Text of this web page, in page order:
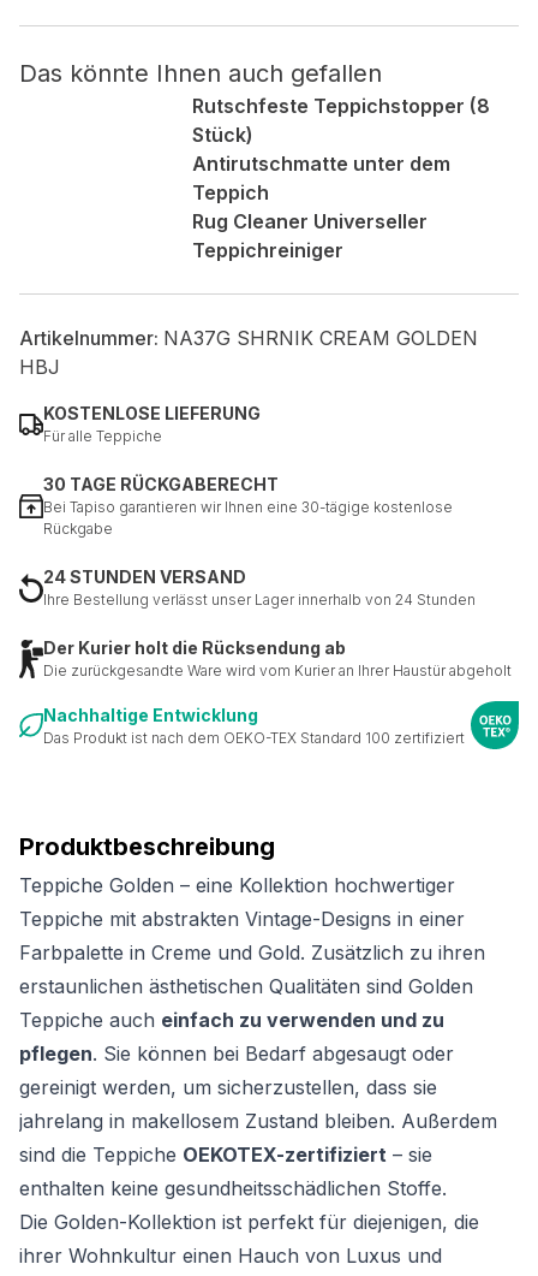
Produktbeschreibung
Teppiche Golden – eine Kollektion hochwertiger
Teppiche mit abstrakten Vintage-Designs in einer
Farbpalette in Creme und Gold. Zusätzlich zu ihren
erstaunlichen ästhetischen Qualitäten sind Golden
Teppiche auch einfach zu verwenden und zu
pflegen. Sie können bei Bedarf abgesaugt oder
gereinigt werden, um sicherzustellen, dass sie
jahrelang in makellosem Zustand bleiben. Außerdem
sind die Teppiche OEKOTEX-zertifiziert – sie
enthalten keine gesundheitsschädlichen Stoffe.
Die Golden-Kollektion ist perfekt für diejenigen, die
ihrer Wohnkultur einen Hauch von Luxus und
Das könnte Ihnen auch gefallen
Rutschfeste Teppichstopper (8
Stück)
Antirutschmatte unter dem
Teppich
Rug Cleaner Universeller
Teppichreiniger
Artikelnummer: NA37G SHRNIK CREAM GOLDEN
HBJ
KOSTENLOSE LIEFERUNG
Für alle Teppiche
30 TAGE RÜCKGABERECHT
Bei Tapiso garantieren wir Ihnen eine 30-tägige kostenlose
Rückgabe
24 STUNDEN VERSAND
Ihre Bestellung verlässt unser Lager innerhalb von 24 Stunden
Der Kurier holt die Rücksendung ab
Die zurückgesandte Ware wird vom Kurier an Ihrer Haustür abgeholt
Nachhaltige Entwicklung
Das Produkt ist nach dem OEKO-TEX Standard 100 zertifiziert
Nicht kategorisiert.
Andere nicht kategorisierte Cookies sind solche, die
analysiert werden und noch keiner Kategorie zugeordnet
Alle ablehnen
Alle akzeptieren